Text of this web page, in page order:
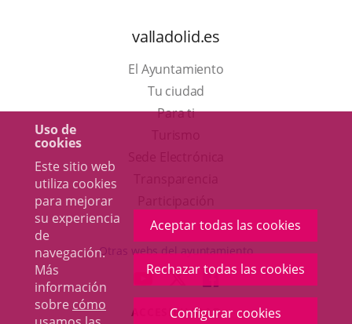
Uso de
cookies
Este sitio web
utiliza cookies
para mejorar
su experiencia
de
navegación.
Más
información
sobre cómo
Aceptar todas las cookies
Rechazar todas las cookies
Configurar cookies
valladolid.es
El Ayuntamiento
Tu ciudad
Para ti
en
una
ventana
nueva.
aplicación
externa.
Otras webs del ayuntamiento
ENLACE
A
UNA
ENLACE
A
UNA
ENLACE
A
UNA
ACCESIBILIDAD